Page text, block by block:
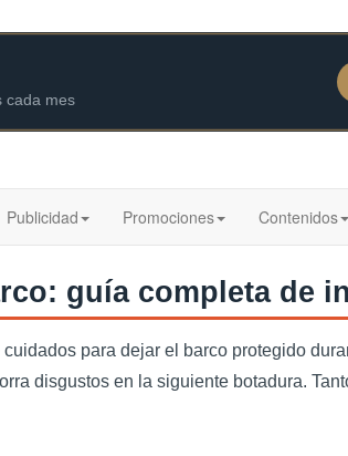
Publicidad Promociones Contenidos
guía completa de
para dejar el barco protegido
disgustos en la siguiente botadura.